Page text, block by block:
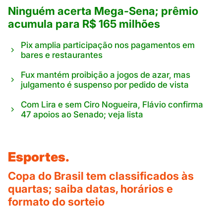
Ninguém acerta Mega-Sena; prêmio
acumula para R$ 165 milhões
Pix amplia participação nos pagamentos em
bares e restaurantes
Fux mantém proibição a jogos de azar, mas
julgamento é suspenso por pedido de vista
Com Lira e sem Ciro Nogueira, Flávio confirma
47 apoios ao Senado; veja lista
Esportes.
Copa do Brasil tem classificados às
quartas; saiba datas, horários e
formato do sorteio